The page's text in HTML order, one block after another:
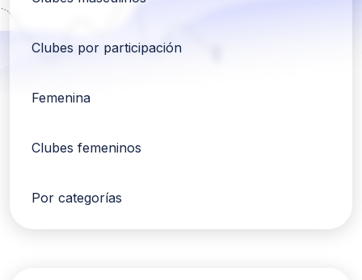
Clubes por participación
Femenina
Clubes femeninos
Por categorías